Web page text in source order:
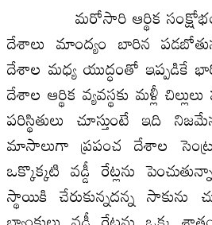
మరోసారి ఆర్థిక సంక్షోభం
దేశాలు మాంద్యం బారిన
దేశాల మధ్య యుద్ధంతో ఇప్పడికే
దేశాల ఆర్థిక వ్యవస్థకు మళ్లీ
పరిస్థితులు చూస్తుంటే ఇది
మాసాలుగా ప్రపంచ దేశాల
ఒక్కొక్కటి వడ్డీ రేట్లను
స్థాయికి చేరుకున్నదన్న